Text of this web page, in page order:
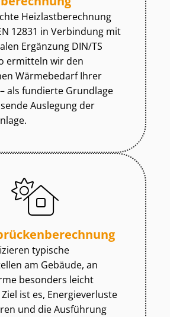
Heiz­last­be­rech­nung
12831 in Verbindung mit
Ergänzung DIN/TS
ermitteln wir den
Wärmebedarf Ihrer
als fundierte Grundlage
Auslegung der
typische
am Gebäude, an
besonders leicht
ist es, Energieverluste
und die Ausführung